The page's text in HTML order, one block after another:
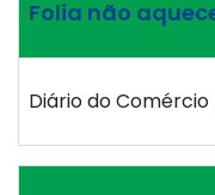
Folia não
Diário do